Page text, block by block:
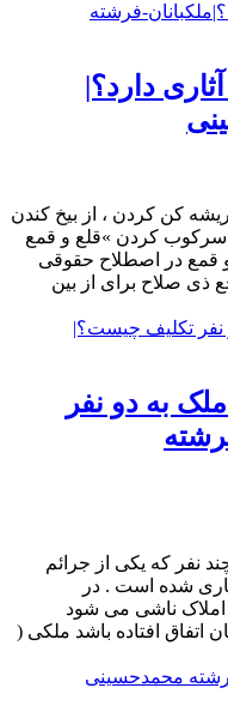
دارد؟|
کن کردن ، از بیخ کندن
سرکوب کردن »قلع و قمع
قمع در اصطلاح حقوقی
ذی صلاح برای از بین
به دو نفر
نفر که یکی از جرائم
شده است . در
املاک ناشی می شود
اتفاق افتاده باشد ملکی (